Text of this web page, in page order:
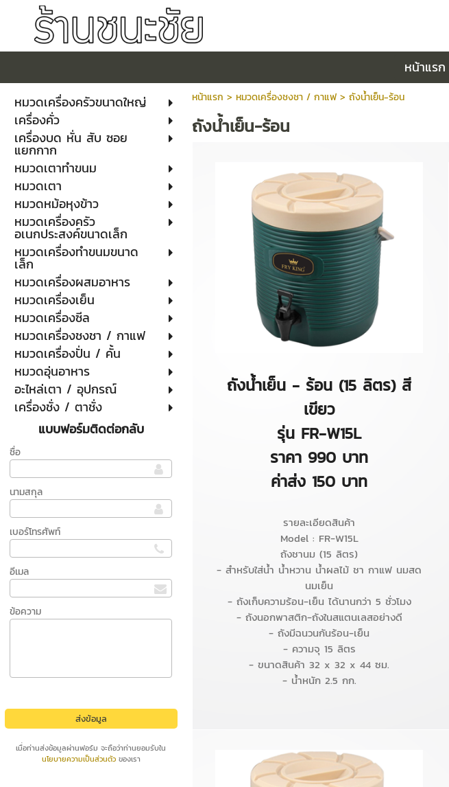
หน้าแรก
หมวดเครื่องครัวขนาดใหญ่
เครื่องคั่ว
เครื่องบด หั่น สับ ซอย
แยกกาก
หมวดเตาทำขนม
หมวดเตา
หมวดหม้อหุงข้าว
หมวดเครื่องครัว
อเนกประสงค์ขนาดเล็ก
หมวดเครื่องทำขนมขนาด
เล็ก
หมวดเครื่องผสมอาหาร
หมวดเครื่องเย็น
หมวดเครื่องซีล
หมวดเครื่องชงชา / กาแฟ
หมวดเครื่องปั่น / คั้น
หมวดอุ่นอาหาร
อะไหล่เตา / อุปกรณ์
เครื่องชั่ง / ตาชั่ง
แบบฟอร์มติดต่อกลับ
ชื่อ
นามสกุล
เบอร์โทรศัพท์
อีเมล
ข้อความ
เมื่อท่านส่งข้อมูลผ่านฟอร์ม จะถือว่าท่านยอมรับใน
นโยบายความเป็นส่วนตัวของเรา
หน้าแรก > หมวดเครื่องชงชา / กาแฟ > ถังน้ำเย็น-ร้อน
ถังน้ำเย็น-ร้อน
ถังน้ำเย็น - ร้อน (15 ลิตร) สี
เขียว
รุ่น FR-W15L
ราคา 990 บาท
ค่าส่ง 150 บาท
รายละเอียดสินค้า
Model : FR-W15L
ถังชานม (15 ลิตร)
- สำหรับใส่น้ำ น้ำหวาน น้ำผลไม้ ชา กาแฟ นมสด
นมเย็น
- ถังเก็บความร้อน-เย็น ได้นานกว่า 5 ชั่วโมง
- ถังนอกพาสติก-ถังในสแตนเลสอย่างดี
- ถังมีฉนวนกันร้อน-เย็น
- ความจุ 15 ลิตร
- ขนาดสินค้า 32 x 32 x 44 ซม.
- น้ำหนัก 2.5 กก.